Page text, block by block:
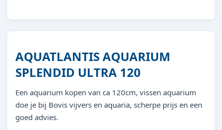
AQUATLANTIS AQUARIUM
SPLENDID ULTRA 120
Een aquarium kopen van ca 120cm, vissen aquarium
doe je bij Bovis vijvers en aquaria, scherpe prijs en een
goed advies.